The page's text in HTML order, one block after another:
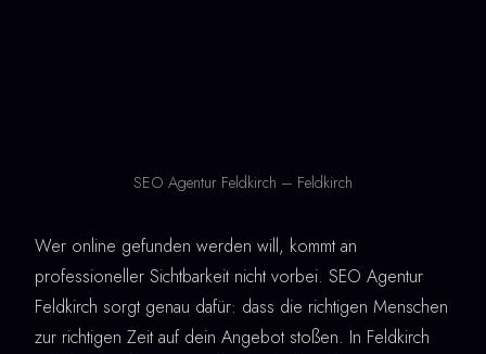
SEO Agentur Feldkirch – Feldkirch
Wer online gefunden werden will, kommt an
professioneller Sichtbarkeit nicht vorbei. SEO Agentur
Feldkirch sorgt genau dafür: dass die richtigen Menschen
zur richtigen Zeit auf dein Angebot stoßen. In Feldkirch